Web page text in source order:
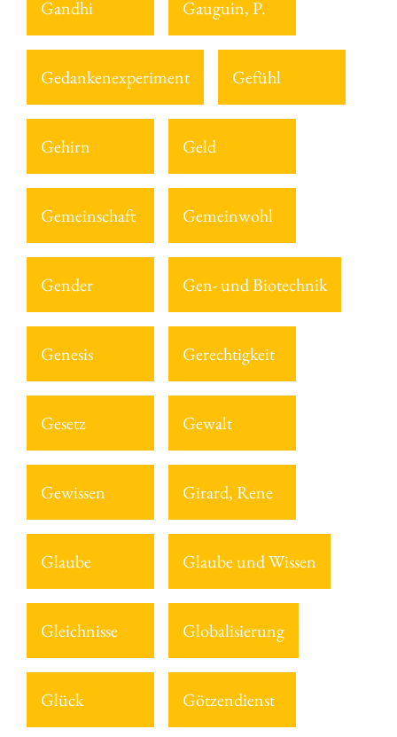
Gandhi Gauguin, P.
Gedankenexperiment Gefühl
Gehirn Geld
Gemeinschaft Gemeinwohl
Gender Gen- und Biotechnik
Genesis Gerechtigkeit
Gesetz Gewalt
Gewissen Girard, Rene
Glaube Glaube und Wissen
Gleichnisse Globalisierung
Glück Götzendienst